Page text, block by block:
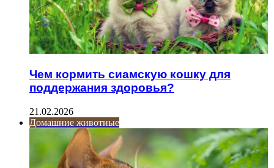
Чем кормить сиамскую кошку для
поддержания здоровья?
21.02.2026
Домашние животные